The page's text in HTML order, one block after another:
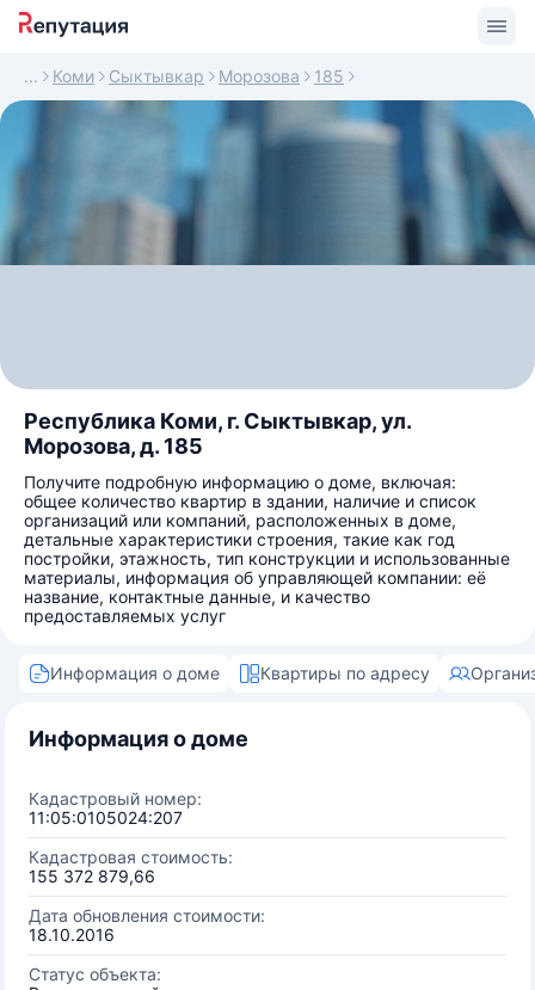
Коми Сыктывкар Морозова 185
Республика Коми, г. Сыктывкар, ул.
Морозова, д. 185
Получите подробную информацию о доме, включая:
общее количество квартир в здании, наличие и список
организаций или компаний, расположенных в доме,
детальные характеристики строения, такие как год
постройки, этажность, тип конструкции и использованные
материалы, информация об управляющей компании: её
название, контактные данные, и качество
предоставляемых услуг
Информация о доме Квартиры по адресу
Информация о доме
Кадастровый номер:
11:05:0105024:207
Кадастровая стоимость:
155 372 879,66
Дата обновления стоимости:
18.10.2016
Статус объекта: